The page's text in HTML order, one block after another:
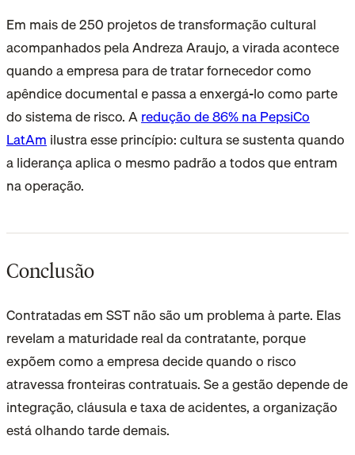
Em mais de 250 projetos de transformação cultural
acompanhados pela Andreza Araujo, a virada acontece
quando a empresa para de tratar fornecedor como
apêndice documental e passa a enxergá-lo como parte
do sistema de risco. Aredução de 86% na PepsiCo
LatAm ilustra esse princípio: cultura se sustenta quando
a liderança aplica o mesmo padrão a todos que entram
na operação.
Conclusão
Contratadas em SST não são um problema à parte. Elas
revelam a maturidade real da contratante, porque
expõem como a empresa decide quando o risco
atravessa fronteiras contratuais. Se a gestão depende de
integração, cláusula e taxa de acidentes, a organização
está olhando tarde demais.